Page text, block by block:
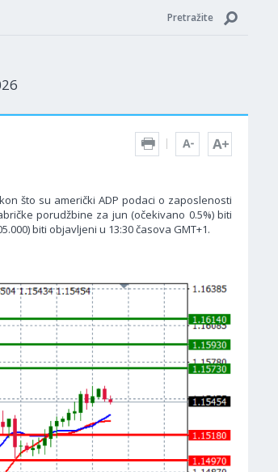
Pretražite
što su američki ADP podaci o zaposlenosti
porudžbine za jun (očekivano 0.5%) biti
biti objavljeni u 13:30 časova GMT+1.